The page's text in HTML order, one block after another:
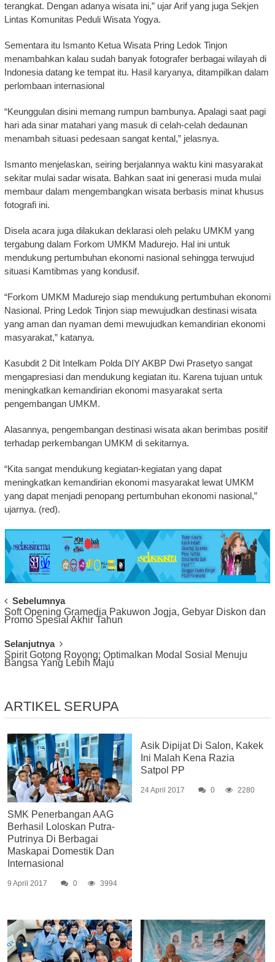
terangkat. Dengan adanya wisata ini,” ujar Arif yang juga Sekjen
Lintas Komunitas Peduli Wisata Yogya.
Sementara itu Ismanto Ketua Wisata Pring Ledok Tinjon
menambahkan kalau sudah banyak fotografer berbagai wilayah di
Indonesia datang ke tempat itu. Hasil karyanya, ditampilkan dalam
perlombaan internasional
“Keunggulan disini memang rumpun bambunya. Apalagi saat pagi
hari ada sinar matahari yang masuk di celah-celah dedaunan
menambah situasi pedesaan sangat kental,” jelasnya.
Ismanto menjelaskan, seiring berjalannya waktu kini masyarakat
sekitar mulai sadar wisata. Bahkan saat ini generasi muda mulai
membaur dalam mengembangkan wisata berbasis minat khusus
fotografi ini.
Disela acara juga dilakukan deklarasi oleh pelaku UMKM yang
tergabung dalam Forkom UMKM Madurejo. Hal ini untuk
mendukung pertumbuhan ekonomi nasional sehingga terwujud
situasi Kamtibmas yang kondusif.
“Forkom UMKM Madurejo siap mendukung pertumbuhan ekonomi
Nasional. Pring Ledok Tinjon siap mewujudkan destinasi wisata
yang aman dan nyaman demi mewujudkan kemandirian ekonomi
masyarakat,” katanya.
Kasubdit 2 Dit Intelkam Polda DIY AKBP Dwi Prasetyo sangat
mengapresiasi dan mendukung kegiatan itu. Karena tujuan untuk
meningkatkan kemandirian ekonomi masyarakat serta
pengembangan UMKM.
Alasannya, pengembangan destinasi wisata akan berimbas positif
terhadap perkembangan UMKM di sekitarnya.
“Kita sangat mendukung kegiatan-kegiatan yang dapat
meningkatkan kemandirian ekonomi masyarakat lewat UMKM
yang dapat menjadi penopang pertumbuhan ekonomi nasional,”
ujarnya. (red).
Post
Navigation
Sebelumnya
Soft Opening Gramedia Pakuwon Jogja, Gebyar Diskon dan
Promo Spesial Akhir Tahun
Selanjutnya
Spirit Gotong Royong: Optimalkan Modal Sosial Menuju
Bangsa Yang Lebih Maju
ARTIKEL SERUPA
SMK Penerbangan AAG
Berhasil Loloskan Putra-
Putrinya Di Berbagai
Maskapai Domestik Dan
Internasional
9 April 2017 0 3994
Asik Dipijat Di Salon, Kakek
Ini Malah Kena Razia
Satpol PP
24 April 2017 0 2280